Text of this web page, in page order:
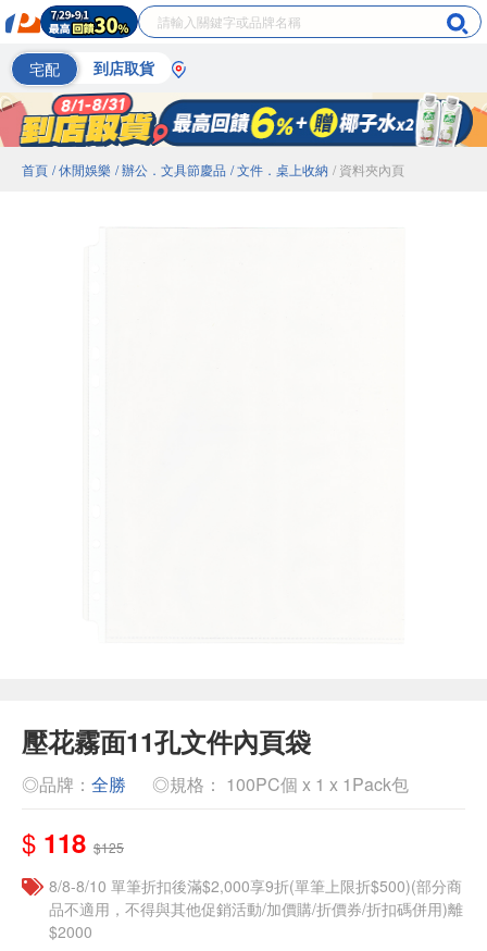
宅配 到店取貨
首頁 / 休閒娛樂 / 辦公．文具節慶品 / 文件．桌上收納 / 資料夾內頁
壓花霧面11孔文件內頁袋
◎品牌： 全勝 ◎規格： 100PC個 x 1 x 1Pack包
$ 118 $125
8/8-8/10 單筆折扣後滿$2,000享9折(單筆上限折$500)(部分商
品不適用，不得與其他促銷活動/加價購/折價券/折扣碼併用)離
$2000